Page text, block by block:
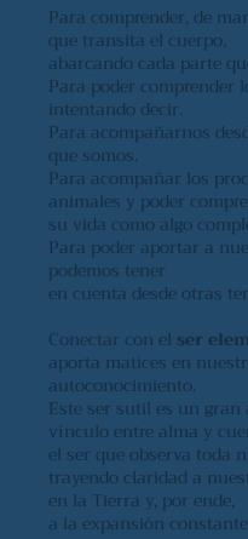
Para comprender, de
que transita el cuerpo,
abarcando cada parte
Para poder comprender
intentando decir.
Para acompañarnos
que somos.
Para acompañar los
animales y poder
su vida como algo
Para poder aportar a
podemos tener
en cuenta desde otras
Conectar con el ser
aporta matices en
autoconocimiento.
Este ser sutil es un
vínculo entre alma y
el ser que observa toda
trayendo claridad a
en la Tierra y, por ende,
a la expansión